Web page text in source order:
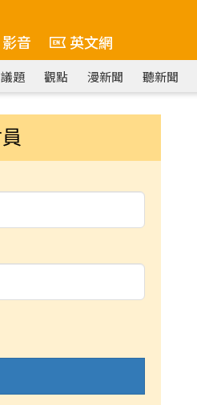
影音 英文網
議題 觀點 漫新聞 聽新聞